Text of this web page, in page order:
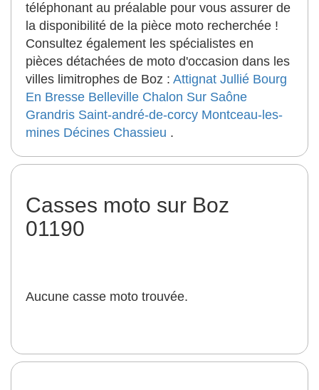
téléphonant au préalable pour vous assurer de
la disponibilité de la pièce moto recherchée !
Consultez également les spécialistes en
pièces détachées de moto d'occasion dans les
villes limitrophes de Boz : Attignat Jullié Bourg
En Bresse Belleville Chalon Sur Saône
Grandris Saint-andré-de-corcy Montceau-les-
mines Décines Chassieu .
Casses moto sur Boz
01190
Aucune casse moto trouvée.